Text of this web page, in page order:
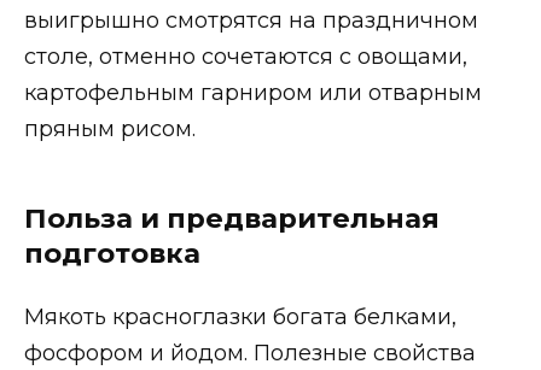
выигрышно смотрятся на праздничном
столе, отменно сочетаются с овощами,
картофельным гарниром или отварным
пряным рисом.
Польза и предварительная
подготовка
Мякоть красноглазки богата белками,
фосфором и йодом. Полезные свойства